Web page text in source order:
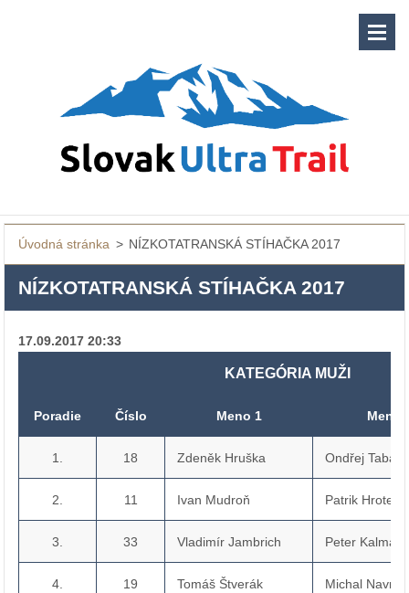
Úvodná stránka > NÍZKOTATRANSKÁ STÍHAČKA 2017
NÍZKOTATRANSKÁ STÍHAČKA 2017
17.09.2017 20:33
KATEGÓRIA MUŽI
Poradie Číslo Meno 1 Meno
1. 18 Zdeněk Hruška Ondřej
2. 11 Ivan Mudroň Patrik Hrotek
3. 33 Vladimír Jambrich Peter Kalman
4. 19 Tomáš Štverák Michal Navrátil